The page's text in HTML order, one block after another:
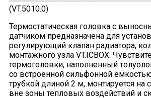
(VT.5010.0)
Термостатическая головка с
датчиком предназначена для
регулирующий клапан радиатора,
монтажного узла VT.ICBOX.
термоголовки, наполненный
со встроенной сильфонной
трубкой длиной 2 м, монтируется на
вне зоны тепловых воздействий и